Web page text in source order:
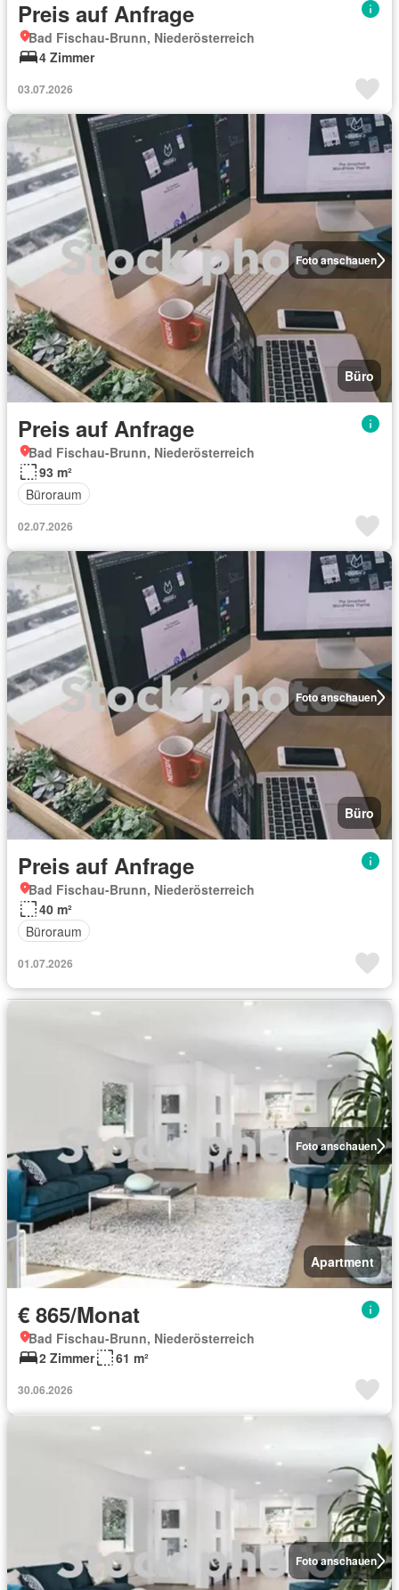
Preis auf Anfrage
Bad Fischau-Brunn, Niederösterreich
4 Zimmer
03.07.2026
Foto anschauen
Büro
Preis auf Anfrage
Bad Fischau-Brunn, Niederösterreich
93 m²
Büroraum
02.07.2026
Foto anschauen
Büro
Preis auf Anfrage
Bad Fischau-Brunn, Niederösterreich
40 m²
Büroraum
01.07.2026
Foto anschauen
Apartment
€ 865/Monat
Bad Fischau-Brunn, Niederösterreich
2 Zimmer
61 m²
30.06.2026
Foto anschauen